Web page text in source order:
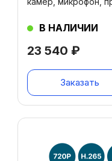
23 540 ₽
В НАЛИЧИИ
Заказать